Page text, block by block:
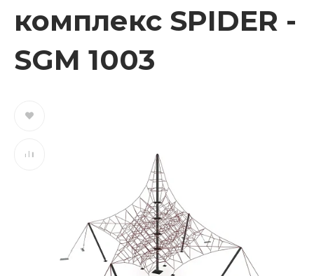
комплекс SPIDER -
SGM 1003